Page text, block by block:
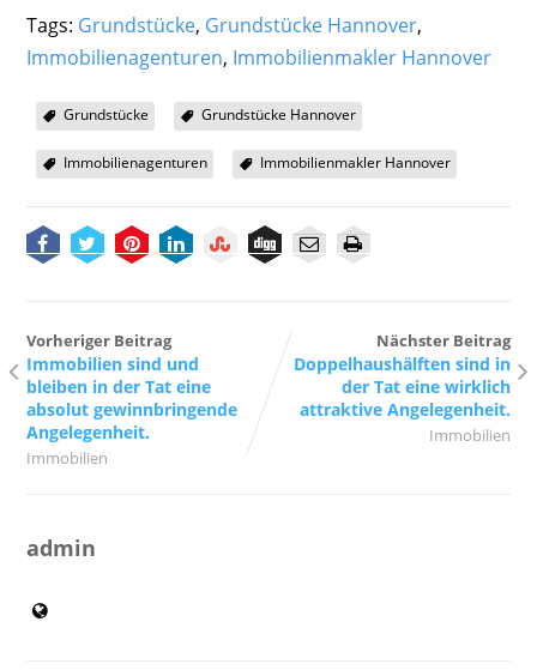
Tags: Grundstücke, Grundstücke Hannover,
Immobilienagenturen, Immobilienmakler Hannover
Grundstücke Grundstücke Hannover
Immobilienagenturen Immobilienmakler Hannover
Vorheriger Beitrag
Immobilien sind und
bleiben in der Tat eine
absolut gewinnbringende
Angelegenheit.
Immobilien
Nächster Beitrag
Doppelhaushälften sind in
der Tat eine wirklich
attraktive Angelegenheit.
Immobilien
admin